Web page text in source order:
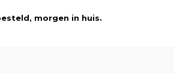
morgen in huis.